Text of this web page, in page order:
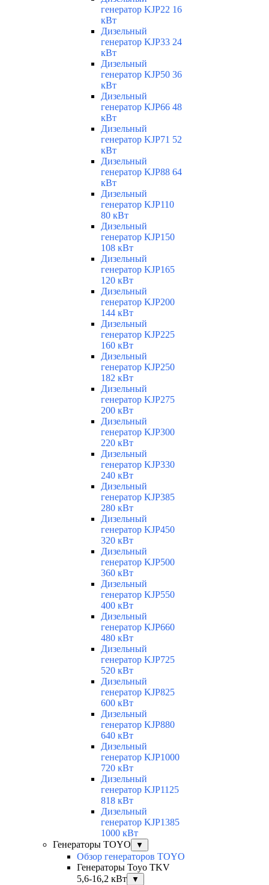
генератор KJP22 16
кВт
Дизельный
генератор KJP33 24
кВт
Дизельный
генератор KJP50 36
кВт
Дизельный
генератор KJP66 48
кВт
Дизельный
генератор KJP71 52
кВт
Дизельный
генератор KJP88 64
кВт
Дизельный
генератор KJP110
80 кВт
Дизельный
генератор KJP150
108 кВт
Дизельный
генератор KJP165
120 кВт
Дизельный
генератор KJP200
144 кВт
Дизельный
генератор KJP225
160 кВт
Дизельный
генератор KJP250
182 кВт
Дизельный
генератор KJP275
200 кВт
Дизельный
генератор KJP300
220 кВт
Дизельный
генератор KJP330
240 кВт
Дизельный
генератор KJP385
280 кВт
Дизельный
генератор KJP450
320 кВт
Дизельный
генератор KJP500
360 кВт
Дизельный
генератор KJP550
400 кВт
Дизельный
генератор KJP660
480 кВт
Дизельный
генератор KJP725
520 кВт
Дизельный
генератор KJP825
600 кВт
Дизельный
генератор KJP880
640 кВт
Дизельный
генератор KJP1000
720 кВт
Дизельный
генератор KJP1125
818 кВт
Дизельный
генератор KJP1385
1000 кВт
Генераторы TOYO
▼
Обзор генераторов TOYO
Генераторы Toyo TKV
5,6-16,2 кВт
▼